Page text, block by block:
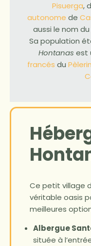
Pisuerga,
autonome de
aussi le nom du
Sa population
Hontanas est
francés du
Ce petit village
véritable oasis
meilleures
Albergue
située à